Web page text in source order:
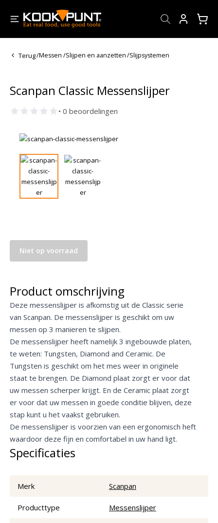
Terug/Messen /Slijpen en aanzetten/Slijpsystemen
Scanpan Classic Messenslijper
• 0 beoordelingen
Niet op voorraad
Product omschrijving
Deze messenslijper is afkomstig uit de Classic serie
van Scanpan. De messenslijper is geschikt om uw
messen op 3 manieren te slijpen.
De messenslijper heeft namelijk 3 ingebouwde platen,
te weten: Tungsten, Diamond and Ceramic. De
Tungsten is geschikt om het mes weer in originele
staat te brengen. De Diamond plaat zorgt er voor dat
uw messen scherper krijgt. En de Ceramic plaat zorgt
er voor dat uw messen in goede conditie blijven, deze
stap kunt u het vaakst gebruiken.
De messenslijper is voorzien van een ergonomisch heft
waardoor deze fijn en comfortabel in uw hand ligt.
Specificaties
Merk Scanpan
Producttype Messenslijper